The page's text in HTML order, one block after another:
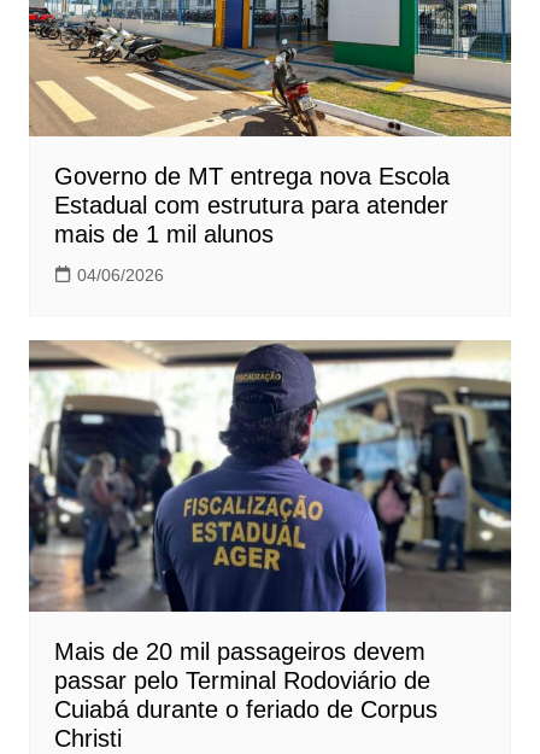
Governo de MT entrega nova Escola
Estadual com estrutura para atender
mais de 1 mil alunos
04/06/2026
Mais de 20 mil passageiros devem
passar pelo Terminal Rodoviário de
Cuiabá durante o feriado de Corpus
Christi